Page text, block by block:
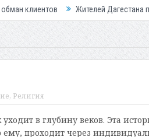
Жителей Дагестана приглашает в
, Религия
в глубину веков. Эта
проходит через